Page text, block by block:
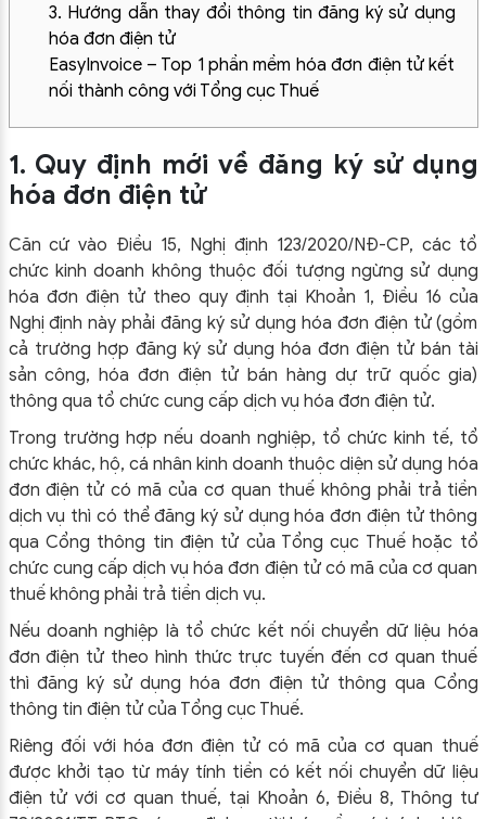
3. Hướng dẫn thay đổi thông tin đăng ký sử dụng
hóa đơn điện tử
EasyInvoice – Top 1 phần mềm hóa đơn điện tử kết
nối thành công với Tổng cục Thuế
1. Quy định mới về đăng ký sử dụng
hóa đơn điện tử
Căn cứ vào Điều 15, Nghị định 123/2020/NĐ-CP, các tổ
chức kinh doanh không thuộc đối tượng ngừng sử dụng
hóa đơn điện tử theo quy định tại Khoản 1, Điều 16 của
Nghị định này phải đăng ký sử dụng hóa đơn điện tử (gồm
cả trường hợp đăng ký sử dụng hóa đơn điện tử bán tài
sản công, hóa đơn điện tử bán hàng dự trữ quốc gia)
thông qua tổ chức cung cấp dịch vụ hóa đơn điện tử.
Trong trường hợp nếu doanh nghiệp, tổ chức kinh tế, tổ
chức khác, hộ, cá nhân kinh doanh thuộc diện sử dụng hóa
đơn điện tử có mã của cơ quan thuế không phải trả tiền
dịch vụ thì có thể đăng ký sử dụng hóa đơn điện tử thông
qua Cổng thông tin điện tử của Tổng cục Thuế hoặc tổ
chức cung cấp dịch vụ hóa đơn điện tử có mã của cơ quan
thuế không phải trả tiền dịch vụ.
Nếu doanh nghiệp là tổ chức kết nối chuyển dữ liệu hóa
đơn điện tử theo hình thức trực tuyến đến cơ quan thuế
thì đăng ký sử dụng hóa đơn điện tử thông qua Cổng
thông tin điện tử của Tổng cục Thuế.
Riêng đối với hóa đơn điện tử có mã của cơ quan thuế
được khởi tạo từ máy tính tiền có kết nối chuyển dữ liệu
điện tử với cơ quan thuế, tại Khoản 6, Điều 8, Thông tư